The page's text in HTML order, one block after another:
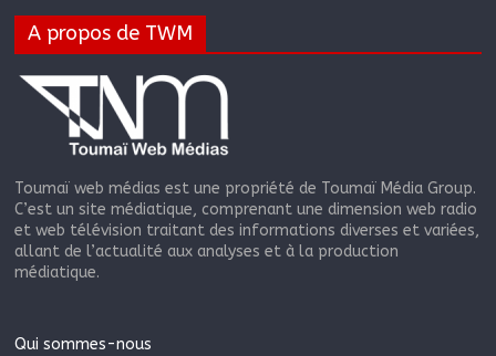
A propos de TWM
Toumaï web médias est une propriété de Toumaï Média Group.
C’est un site médiatique, comprenant une dimension web radio
et web télévision traitant des informations diverses et variées,
allant de l’actualité aux analyses et à la production
médiatique.
Qui sommes-nous